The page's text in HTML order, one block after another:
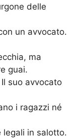
delle
un avvocato.
ma
guai.
suo avvocato
i ragazzi né
legali in salotto.